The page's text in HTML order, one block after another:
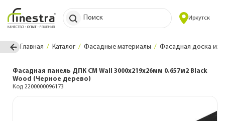
Поиск Иркутск
Главная Каталог Фасадные материалы Фасадная доска из
Фасадная панель ДПК CM Wall 3000х219х26мм 0.657м2 Black
Wood (Черное дерево)
Код 2200000096173